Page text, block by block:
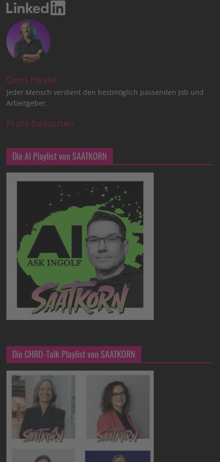
Gero Hesse
Jeder Mensch verdient den bestmöglich passenden Job und
Arbeitgeber.
Profil besuchen
Die AI Playlist von SAATKORN
Die CHRO-Talk Playlist von SAATKORN